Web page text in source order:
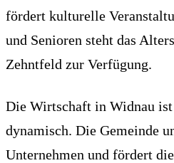
fördert kulturelle
und Senioren steht das
Zehntfeld zur Verfügung.
Die Wirtschaft in Widnau
dynamisch. Die Gemeinde
Unternehmen und fördert